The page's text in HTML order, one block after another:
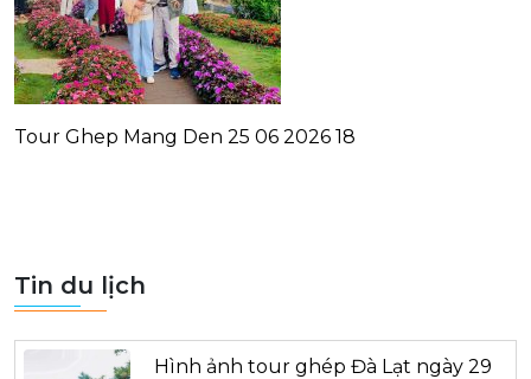
Tour Ghep Mang Den 25 06 2026 18
Tin du lịch
Hình ảnh tour ghép Đà Lạt ngày 29